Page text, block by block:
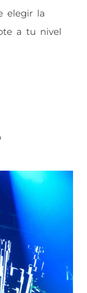
elegir la
a tu nivel